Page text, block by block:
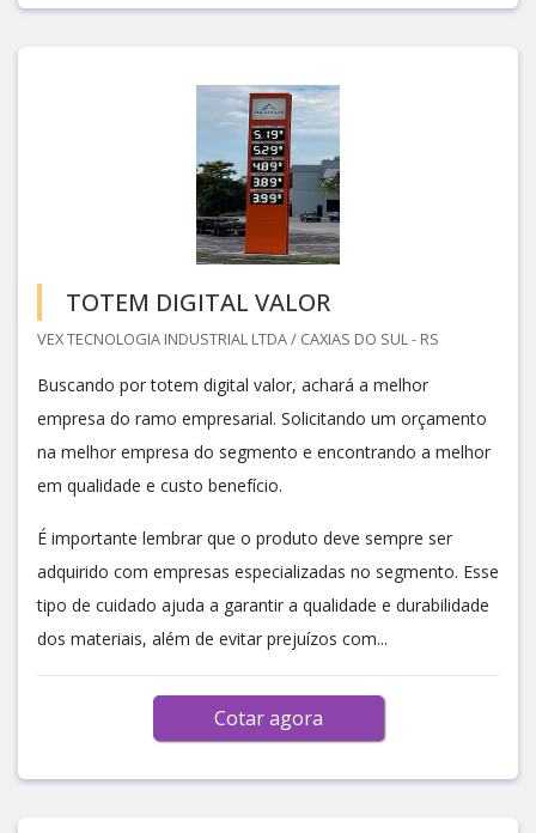
TOTEM DIGITAL VALOR
VEX TECNOLOGIA INDUSTRIAL LTDA / CAXIAS DO SUL - RS
Buscando por totem digital valor, achará a melhor
empresa do ramo empresarial. Solicitando um orçamento
na melhor empresa do segmento e encontrando a melhor
em qualidade e custo benefício.
É importante lembrar que o produto deve sempre ser
adquirido com empresas especializadas no segmento. Esse
tipo de cuidado ajuda a garantir a qualidade e durabilidade
dos materiais, além de evitar prejuízos com...
Cotar agora